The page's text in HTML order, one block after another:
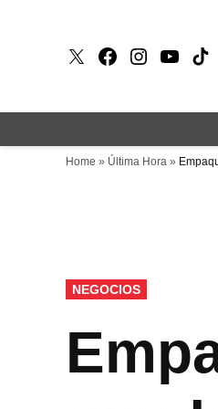
X Faceboook
Instagram
Home » Última Hora »
PUBLICADO
EN
NEGOCIOS